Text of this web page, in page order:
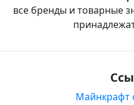
все бренды и товарные
Майнкрафт